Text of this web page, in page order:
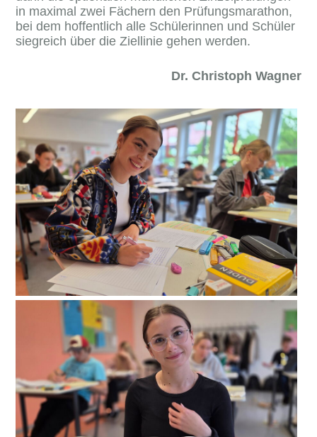
in maximal zwei Fächern den Prüfungsmarathon,
bei dem hoffentlich alle Schülerinnen und Schüler
siegreich über die Ziellinie gehen werden.
Dr. Christoph Wagner